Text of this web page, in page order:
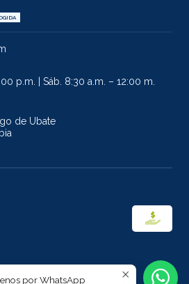
p.m. | Sáb. 8:30 a.m. – 12:00 m.
de Ubate
por WhatsApp